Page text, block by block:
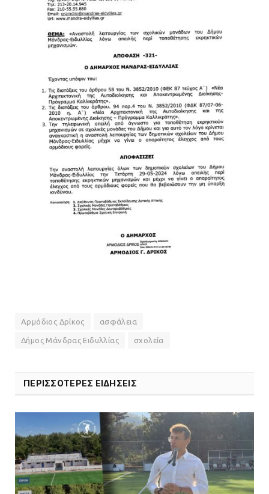
Αρμόδιος Δρίκος ασφάλεια
Δήμος Μάνδρας Ειδυλλίας σχολεία
ΠΕΡΙΣΣΟΤΕΡΕΣ ΕΙΔΗΣΕΙΣ